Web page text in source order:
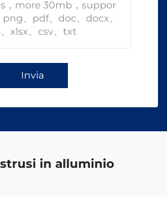
，more 30mb，suppor
、pdf、doc、docx、
xlsx、csv、txt
Invia
in alluminio